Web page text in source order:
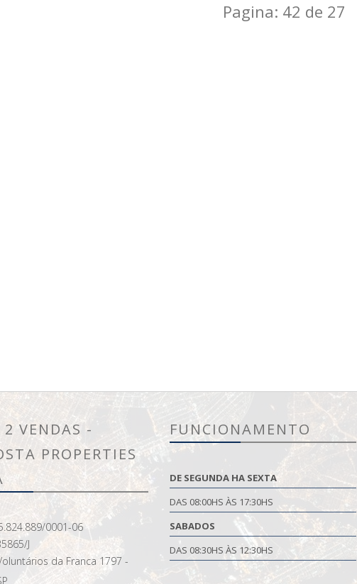
Pagina: 42 de 27
2 VENDAS -
PROPERTIES
0001-06
J
da Franca 1797 -
FUNCIONAMENTO
DE SEGUNDA HA SEXTA
DAS 08:00HS ÀS 17:30HS
SABADOS
DAS 08:30HS ÀS 12:30HS